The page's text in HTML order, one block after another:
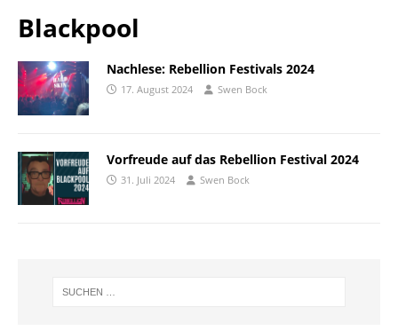
Blackpool
Nachlese: Rebellion Festivals 2024
17. August 2024 Swen Bock
Vorfreude auf das Rebellion Festival 2024
31. Juli 2024 Swen Bock